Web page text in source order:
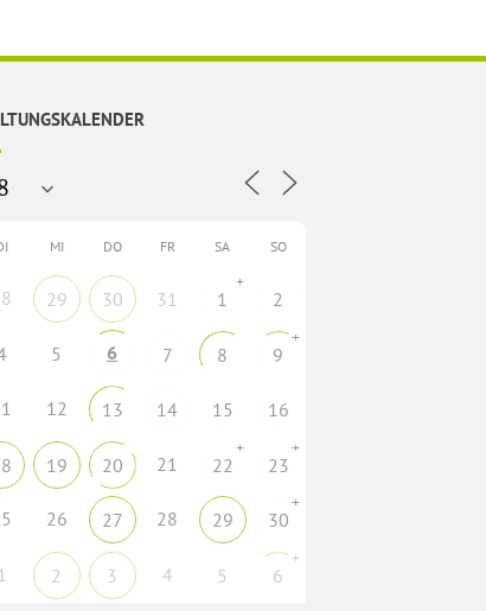
MI DO FR SA SO
29 30 31 1
+
2
5 6 7 8 9
+
12 13 14 15 16
19 20 21 22
+
23
+
26 27 28 29 30
+
2 3 4 5 6
+